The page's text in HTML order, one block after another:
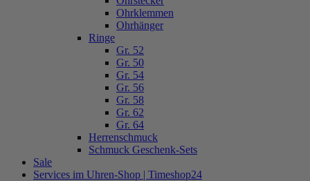
Ohrklemmen
Ohrhänger
Ringe
Gr. 52
Gr. 50
Gr. 54
Gr. 56
Gr. 58
Gr. 62
Gr. 64
Herrenschmuck
Schmuck Geschenk-Sets
Sale
Services im Uhren-Shop | Timeshop24